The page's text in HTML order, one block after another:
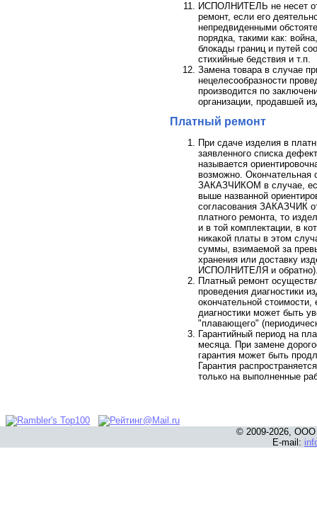
ИСПОЛНИТЕЛЬ не несет
ремонт, если его
непредвиденными
порядка, такими как:
блокады границ и путей
стихийные бедствия и т.п.
Замена товара в случае
нецелесообразности
производится по
организации, продавшей
Платный ремонт
При сдаче изделия в
заявленного списка
называется
возможно. Окончательная
ЗАКАЗЧИКОМ в случае,
выше названной
согласования ЗАКАЗЧИК
платного ремонта, то
и в той комплектации, в
никакой платы в этом
суммы, взимаемой за
хранения или доставку
ИСПОЛНИТЕЛЯ и
Платный ремонт
проведения диагностики
окончательной
диагностики может быть
"плавающего"
Гарантийный период на
месяца. При замене
гарантия может быть
Гарантия
только на выполненные
© 2009-2026, ООО
E-mail: